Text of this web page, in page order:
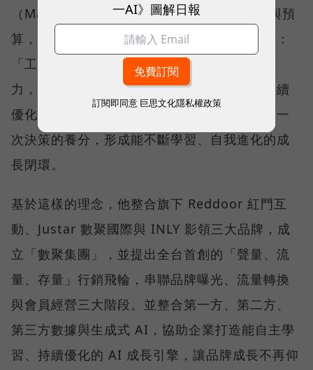
（Mars），看見許多企業投入愈來愈多工具與預
算，卻始終無法累積真正的成長資產。他直言：
「工具越多，不表示結果越好。」真正的競爭
力，在於建立一套能整合數據、沉澱經驗並持續
優化的成長機制，讓每一次行銷投入都成為下一
次決策的養分，形成能不斷學習、自我進化的成
長閉環。
基於這樣的理念，他整合旗下 Reddoor 紅門互
動、Justar 數聚國際與 INLY 影領三大品牌，成
立「數聚集團」，並提出全台首創的「聲量、流
量、存量」行銷飛輪，串聯品牌曝光、流量轉換
與會員經營三大階段。並整合第一方、第二方、
第三方數據與生成式 AI，協助企業打造能自主學
習、持續優化的 AI 成長引擎，讓品牌成長不再仰
一AI》圖解日報
訂閱即同意 巨思文化隱私權政策